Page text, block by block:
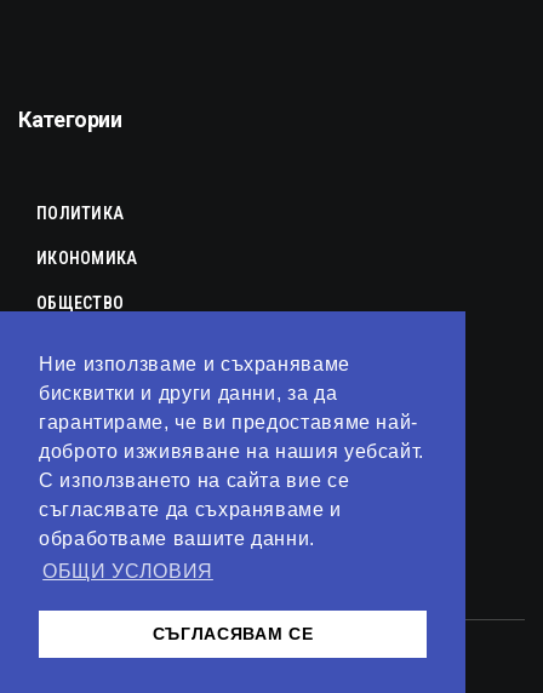
Ние използваме и съхраняваме
бисквитки и други данни, за да
гарантираме, че ви предоставяме най-
доброто изживяване на нашия уебсайт.
С използването на сайта вие се
съгласявате да съхраняваме и
обработваме вашите данни.
ОБЩИ УСЛОВИЯ
СЪГЛАСЯВАМ СЕ
Категории
ПОЛИТИКА
ИКОНОМИКА
ОБЩЕСТВО
КУЛТУРА
ЛАЙФСТАЙЛ
ТЕХНОЛОГИИ
АНАЛИЗИ
СВЯТ
© 2023 – Сайт отKirov Invest Group